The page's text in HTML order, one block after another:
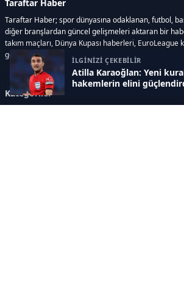
İLGİNİZİ ÇEKEBİLİR
Atilla Karaoğlan: Yeni
hakemlerin elini
Taraftar Haber
Taraftar Haber; spor dünyasına odaklanan, futbol,
diğer branşlardan güncel gelişmeleri aktaran bir
takım maçları, Dünya Kupası haberleri, EuroLeague
gelişmeleri, sporcuların biyografileri, anketler yer
Kategoriler